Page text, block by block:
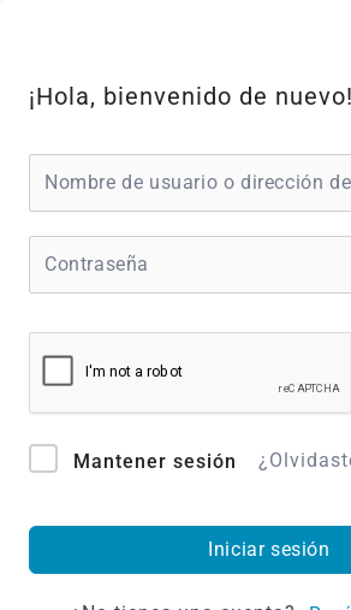
contenido
¡Hola, bienvenido de nuevo!
Mantener sesión
Iniciar sesión